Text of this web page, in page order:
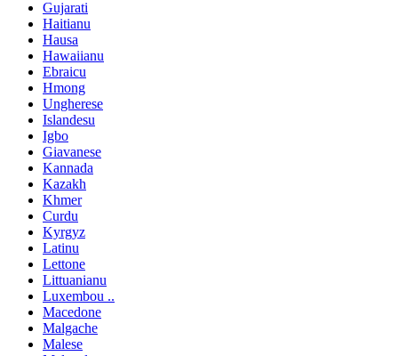
Gujarati
Haitianu
Hausa
Hawaiianu
Ebraicu
Hmong
Ungherese
Islandesu
Igbo
Giavanese
Kannada
Kazakh
Khmer
Curdu
Kyrgyz
Latinu
Lettone
Littuanianu
Luxembou ..
Macedone
Malgache
Malese